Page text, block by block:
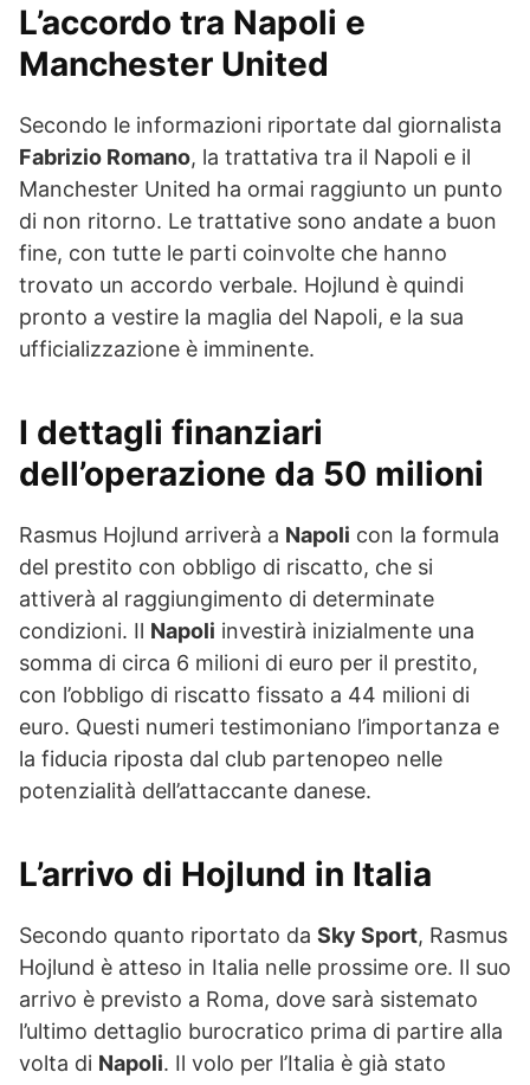
L’accordo tra Napoli e
Manchester United
Secondo le informazioni riportate dal giornalista
Fabrizio Romano, la trattativa tra il Napoli e il
Manchester United ha ormai raggiunto un punto
di non ritorno. Le trattative sono andate a buon
fine, con tutte le parti coinvolte che hanno
trovato un accordo verbale. Hojlund è quindi
pronto a vestire la maglia del Napoli, e la sua
ufficializzazione è imminente.
I dettagli finanziari
dell’operazione da 50 milioni
Rasmus Hojlund arriverà a Napoli con la formula
del prestito con obbligo di riscatto, che si
attiverà al raggiungimento di determinate
condizioni. Il Napoli investirà inizialmente una
somma di circa 6 milioni di euro per il prestito,
con l’obbligo di riscatto fissato a 44 milioni di
euro. Questi numeri testimoniano l’importanza e
la fiducia riposta dal club partenopeo nelle
potenzialità dell’attaccante danese.
L’arrivo di Hojlund in Italia
Secondo quanto riportato da Sky Sport, Rasmus
Hojlund è atteso in Italia nelle prossime ore. Il suo
arrivo è previsto a Roma, dove sarà sistemato
l’ultimo dettaglio burocratico prima di partire alla
volta di Napoli. Il volo per l’Italia è già stato